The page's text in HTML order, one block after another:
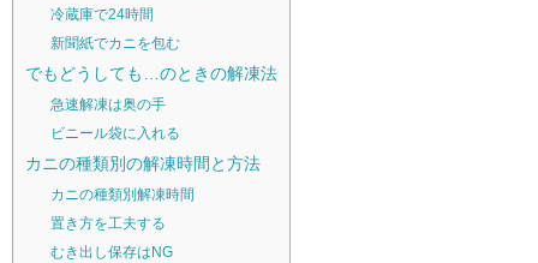
冷蔵庫で24時間
新聞紙でカニを包む
でもどうしても…のときの解凍法
急速解凍は奥の手
ビニール袋に入れる
カニの種類別の解凍時間と方法
カニの種類別解凍時間
置き方を工夫する
むき出し保存はNG